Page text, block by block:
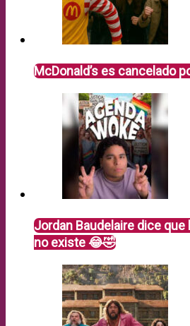
McDonald’s es cancelado
Jordan Baudelaire dice que
no existe 😂🤣